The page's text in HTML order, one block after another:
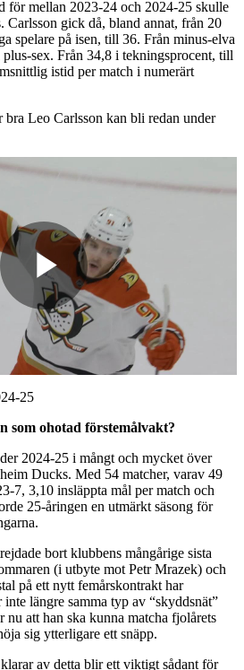
för mellan 2023-24 och 2024-25 skulle
gick då, bland annat, från 20
spelare på isen, till 36. Från minus-elva
sex. Från 34,8 i tekningsprocent, till
istid per match i numerärt
bra Leo Carlsson kan bli redan under
Play
25
som ohotad förstemålvakt?
2024-25 i mångt och mycket över
Ducks. Med 54 matcher, varav 49
7, 3,10 insläppta mål per match och
25-åringen en utmärkt säsong för
bort klubbens mångårige sista
(i utbyte mot Petr Mrazek) och
på ett nytt femårskontrakt har
längre samma typ av “skyddsnät”
nu att han ska kunna matcha fjolårets
sig ytterligare ett snäpp.
av detta blir ett viktigt sådant för